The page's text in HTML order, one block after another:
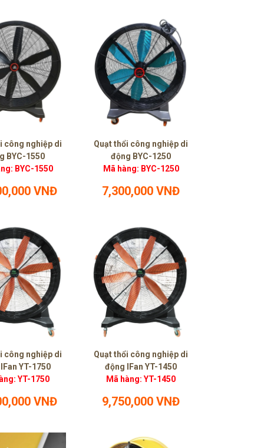
công nghiệp di
BYC-1550
BYC-1550
VNĐ
Quạt thổi công nghiệp di
động BYC-1250
Mã hàng: BYC-1250
7,300,000 VNĐ
công nghiệp di
YT-1750
YT-1750
VNĐ
Quạt thổi công nghiệp di
động IFan YT-1450
Mã hàng: YT-1450
9,750,000 VNĐ